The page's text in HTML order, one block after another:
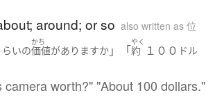
around; or so also written as 位
らいの
かち
価値がありますか 」「
やく
約 １００ ドル
camera worth?" "About 100 dollars."